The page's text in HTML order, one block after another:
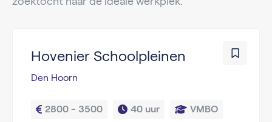
Hovenier Schoolpleinen
Den Hoorn
2800 - 3500 40 uur VMBO